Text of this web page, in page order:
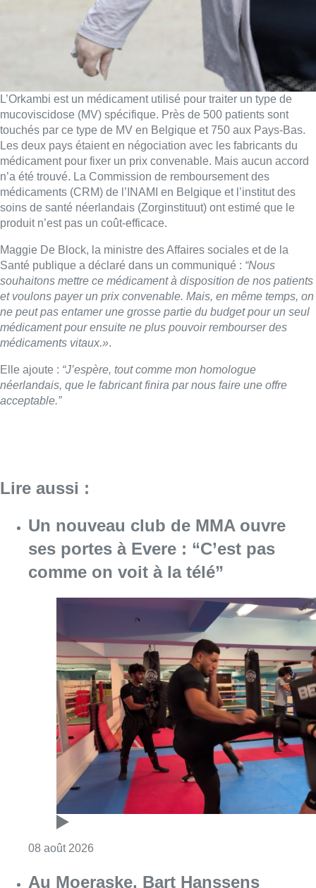
L’Orkambi est un médicament utilisé pour traiter un type de
mucoviscidose (MV) spécifique. Près de 500 patients sont
touchés par ce type de MV en Belgique et 750 aux Pays-Bas.
Les deux pays étaient en négociation avec les fabricants du
médicament pour fixer un prix convenable. Mais aucun accord
n’a été trouvé. La Commission de remboursement des
médicaments (CRM) de l’INAMI en Belgique et l’institut des
soins de santé néerlandais (Zorginstituut) ont estimé que le
produit n’est pas un coût-efficace.
Maggie De Block, la ministre des Affaires sociales et de la
Santé publique a déclaré dans un communiqué : “Nous
souhaitons mettre ce médicament à disposition de nos patients
et voulons payer un prix convenable. Mais, en même temps, on
ne peut pas entamer une grosse partie du budget pour un seul
médicament pour ensuite ne plus pouvoir rembourser des
médicaments vitaux.».
Elle ajoute : “J’espère, tout comme mon homologue
néerlandais, que le fabricant finira par nous faire une offre
acceptable.”
Lire aussi :
Un nouveau club de MMA ouvre
ses portes à Evere : “C’est pas
comme on voit à la télé”
08 août 2026
Au Moeraske, Bart Hanssens